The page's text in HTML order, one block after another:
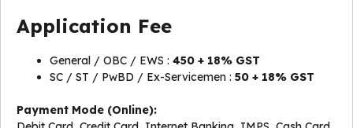
Application Fee
General / OBC / EWS : ₹450 + 18% GST
SC / ST / PwBD / Ex-Servicemen : ₹50 + 18% GST
Payment Mode (Online):